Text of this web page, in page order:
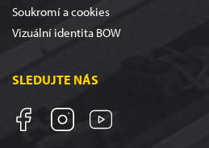
Soukromí a cookies
Vizuální identita BOW
SLEDUJTE NÁS